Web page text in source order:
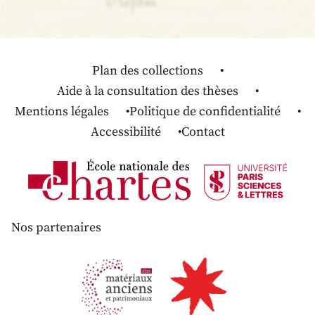
Plan des collections
Aide à la consultation des thèses
Mentions légales
Politique de confidentialité
Accessibilité
Contact
Nos partenaires